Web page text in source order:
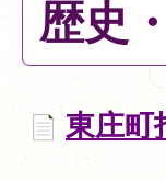
歴史
東庄町